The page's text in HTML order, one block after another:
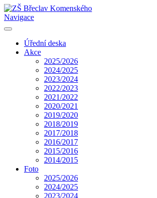
Navigace
Úřední deska
Akce
2025/2026
2024/2025
2023/2024
2022/2023
2021/2022
2020/2021
2019/2020
2018/2019
2017/2018
2016/2017
2015/2016
2014/2015
Foto
2025/2026
2024/2025
2023/2024